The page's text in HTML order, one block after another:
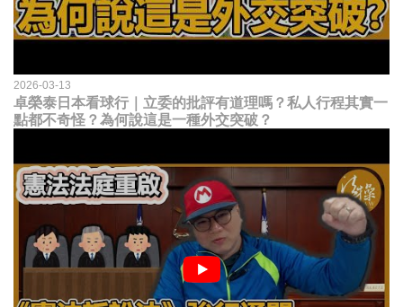
2026-03-13
卓榮泰日本看球行｜立委的批評有道理嗎？私人行程其實一
點都不奇怪？為何說這是一種外交突破？